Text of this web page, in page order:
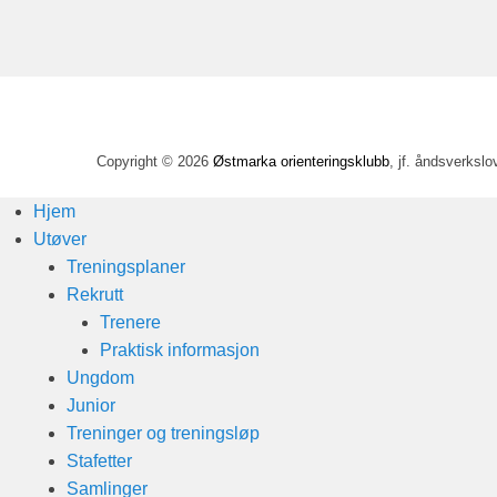
Copyright © 2026 Østmarka orienteringsklubb, jf.
Hjem
Utøver
Treningsplaner
Rekrutt
Trenere
Praktisk informasjon
Ungdom
Junior
Treninger og treningsløp
Stafetter
Samlinger